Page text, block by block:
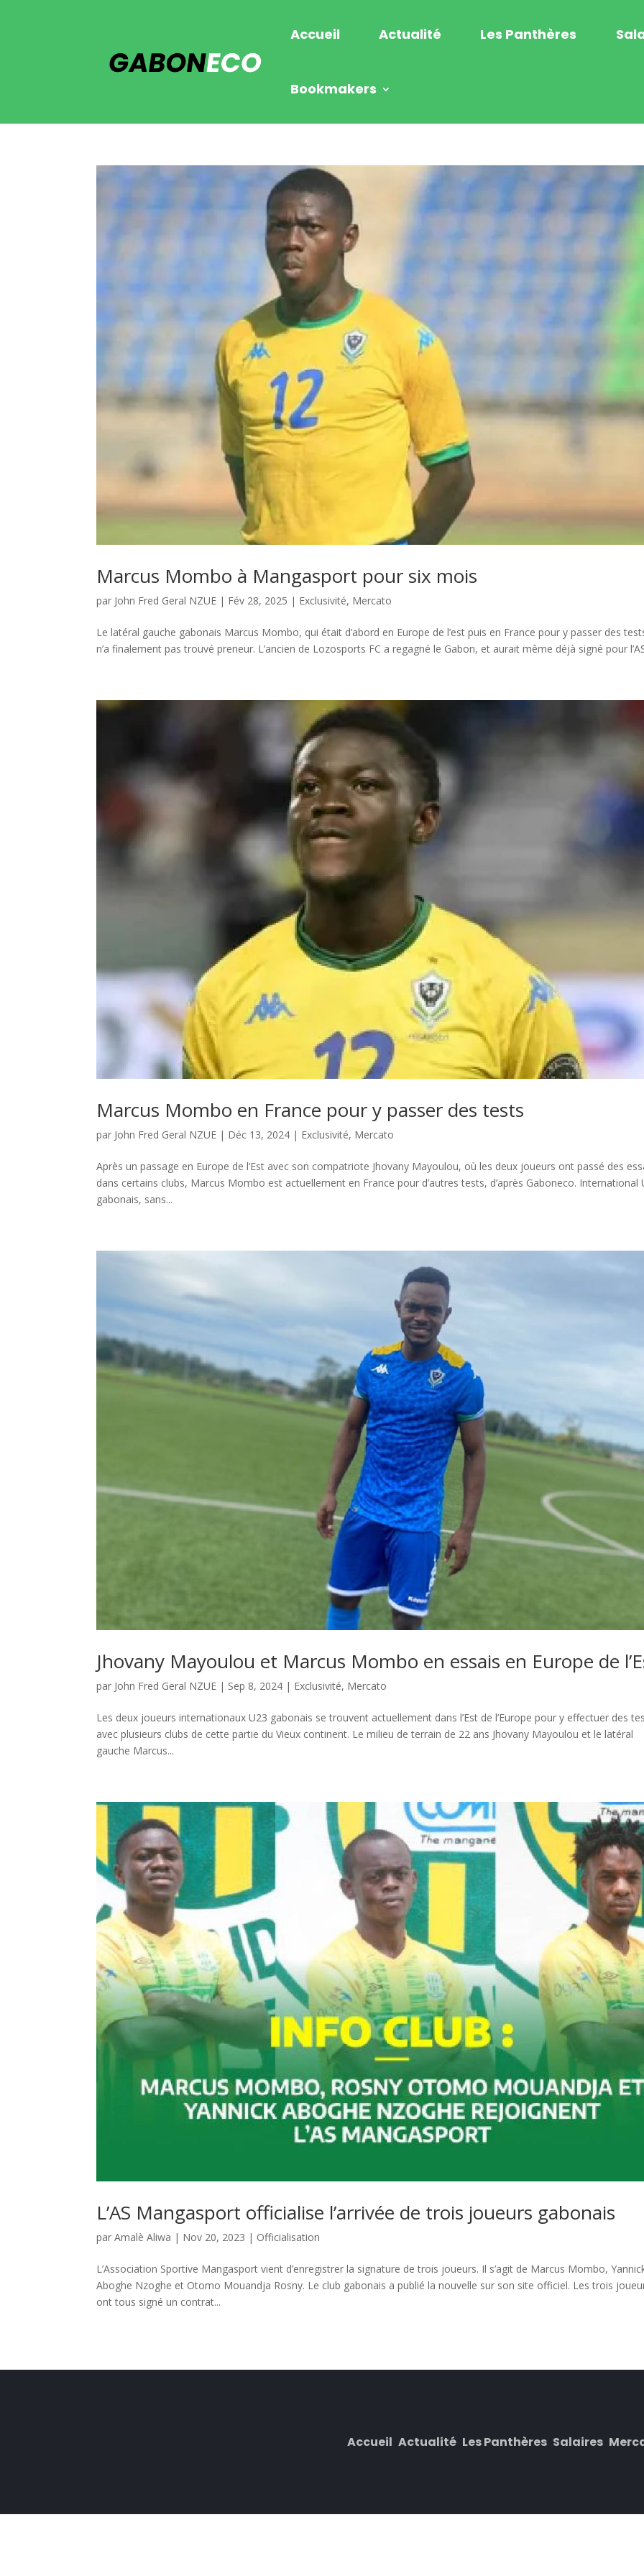
Accueil Actualité Les Panthères
Bookmakers
Marcus Mombo à Mangasport pour six mois
par John Fred Geral NZUE | Fév 28, 2025 | Exclusivité, Mercato
Le latéral gauche gabonais Marcus Mombo, qui était d’abord en Europe de l’est puis en France pour y passer des
n’a finalement pas trouvé preneur. L’ancien de Lozosports FC a regagné le Gabon, et aurait même déjà signé pour
Marcus Mombo en France pour y passer des tests
par John Fred Geral NZUE | Déc 13, 2024 | Exclusivité, Mercato
Après un passage en Europe de l’Est avec son compatriote Jhovany Mayoulou, où les deux joueurs ont passé des
dans certains clubs, Marcus Mombo est actuellement en France pour d’autres tests, d’après Gaboneco. International
gabonais, sans...
Jhovany Mayoulou et Marcus Mombo en essais en Europe de
par John Fred Geral NZUE | Sep 8, 2024 | Exclusivité, Mercato
Les deux joueurs internationaux U23 gabonais se trouvent actuellement dans l’Est de l’Europe pour y effectuer des
avec plusieurs clubs de cette partie du Vieux continent. Le milieu de terrain de 22 ans Jhovany Mayoulou et le latéral
gauche Marcus...
L’AS Mangasport officialise l’arrivée de trois joueurs gabonais
parAmalè Aliwa | Nov 20, 2023 | Officialisation
L’Association Sportive Mangasport vient d’enregistrer la signature de trois joueurs. Il s’agit de Marcus Mombo,
Aboghe Nzoghe et Otomo Mouandja Rosny. Le club gabonais a publié la nouvelle sur son site officiel. Les trois
ont tous signé un contrat...
Accueil Actualité Les Panthères Salaires